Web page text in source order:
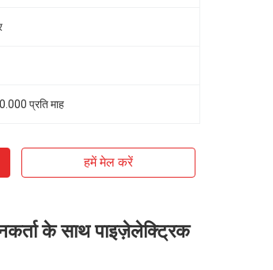
प्रति माह
हमें मेल करें
के साथ पाइज़ेलेक्ट्रिक